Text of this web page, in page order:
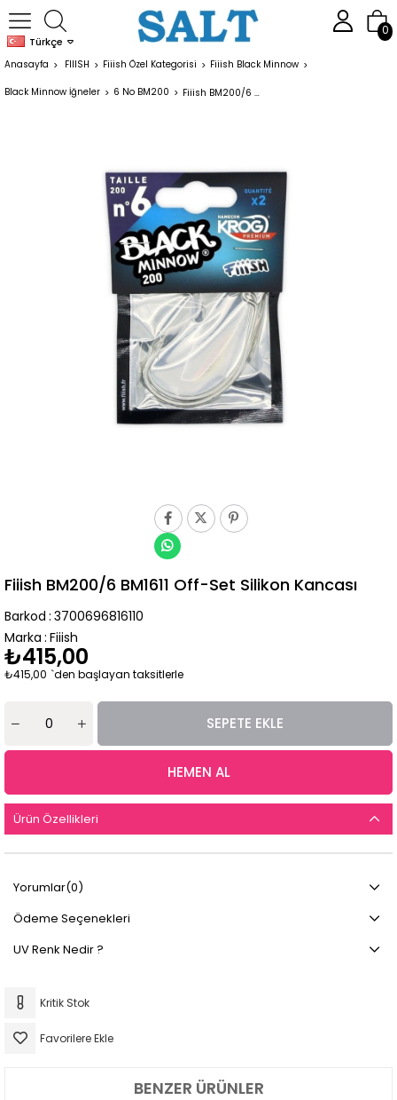
Türkçe
0
Anasayfa FIIISH Fiiish Özel Kategorisi Fiiish Black Minnow
Black Minnow İğneler 6 No BM200 Fiiish BM200/6 BM1611 Off-Set Silikon Kancası
Fiiish BM200/6 BM1611 Off-Set Silikon Kancası
Barkod : 3700696816110
Marka : Fiiish
₺415,00
₺415,00 `den başlayan taksitlerle
Ürün Özellikleri
Yorumlar(0)
Ödeme Seçenekleri
UV Renk Nedir ?
Kritik Stok
Favorilere Ekle
BENZER ÜRÜNLER